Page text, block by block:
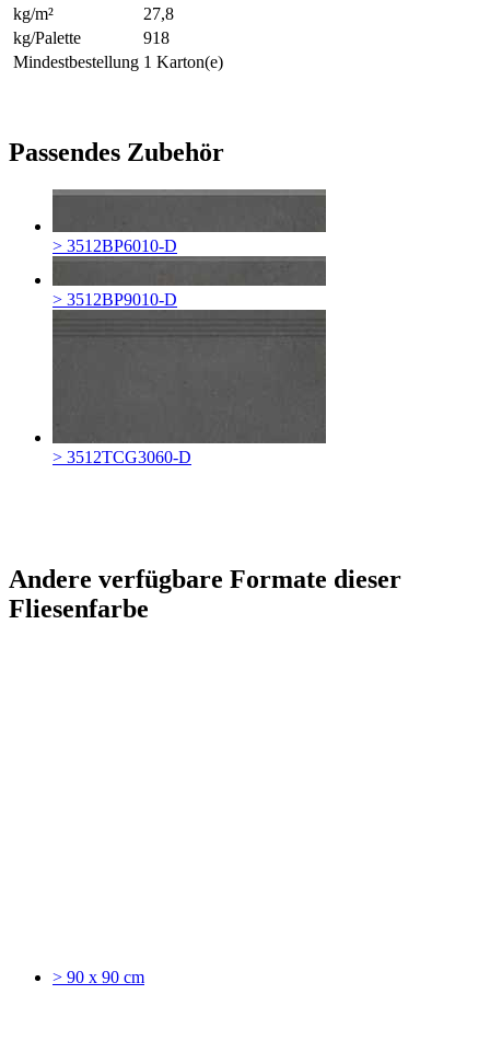
kg/m²
27,8
kg/Palette
918
Mindestbestellung 1 Karton(e)
Passendes Zubehör
> 3512BP6010-D
> 3512BP9010-D
> 3512TCG3060-D
Andere verfügbare Formate dieser
Fliesenfarbe
> 90 x 90 cm